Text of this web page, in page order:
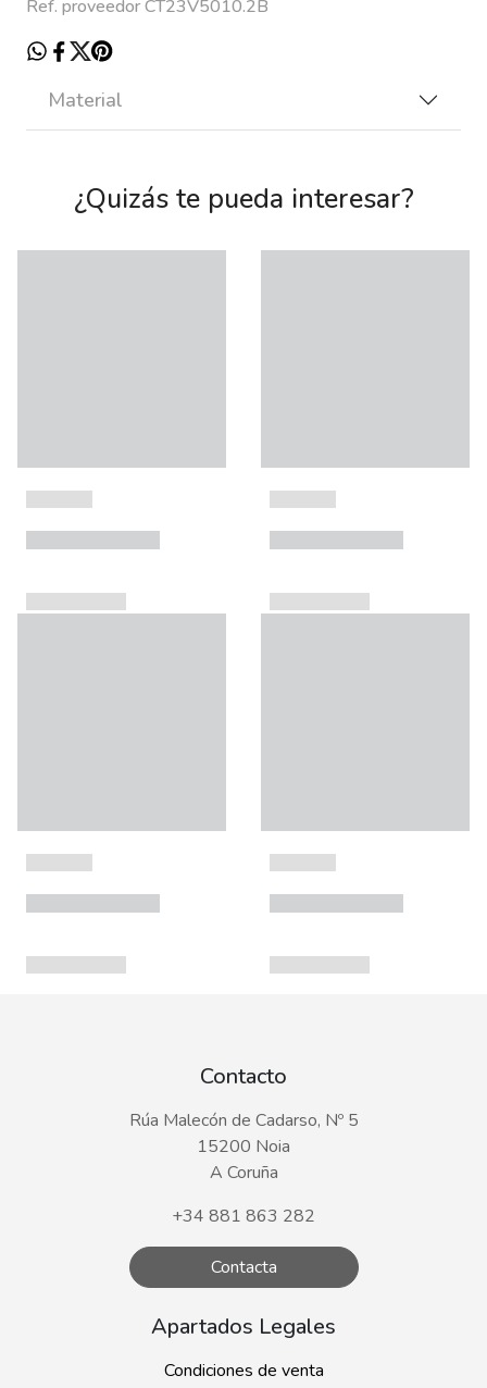
Ref. proveedor CT23V5010.2B
Material
¿Quizás te pueda interesar?
Contacto
Rúa Malecón de Cadarso, Nº 5
15200 Noia
A Coruña
+34 881 863 282
Contacta
Apartados Legales
Condiciones de venta